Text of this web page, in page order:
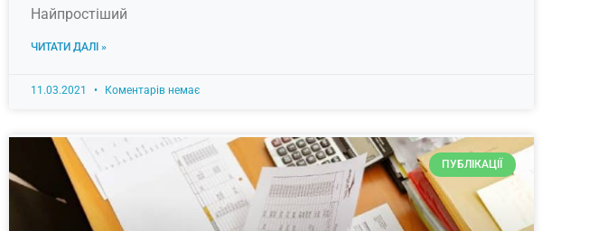
Найпростіший
ЧИТАТИ ДАЛІ »
11.03.2021 Коментарів немає
ПУБЛІКАЦІЇ